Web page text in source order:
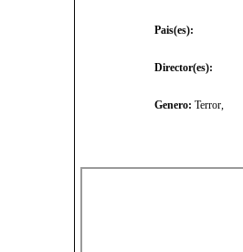
Pais(es):
Director(es):
Genero: Terror,